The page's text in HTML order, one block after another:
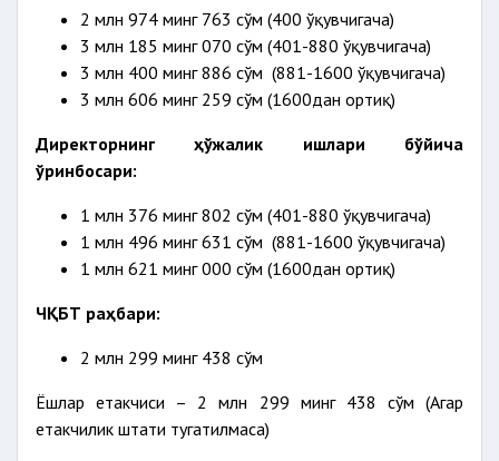
2 млн 974 минг 763 сўм (400 ўқувчигача)
3 млн 185 минг 070 сўм (401-880 ўқувчигача)
3 млн 400 минг 886 сўм (881-1600 ўқувчигача)
3 млн 606 минг 259 сўм (1600дан ортиқ)
Директорнинг ҳўжалик ишлари бўйича
ўринбосари:
1 млн 376 минг 802 сўм (401-880 ўқувчигача)
1 млн 496 минг 631 сўм (881-1600 ўқувчигача)
1 млн 621 минг 000 сўм (1600дан ортиқ)
ЧҚБТ раҳбари:
2 млн 299 минг 438 сўм
Ёшлар етакчиси – 2 млн 299 минг 438 сўм (Агар
етакчилик штати тугатилмаса)